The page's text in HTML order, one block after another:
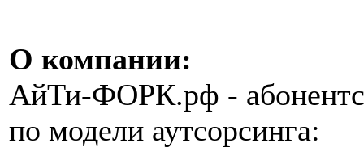
О компании:
АйТи-ФОРК.рф -
по модели аутсорсинга: